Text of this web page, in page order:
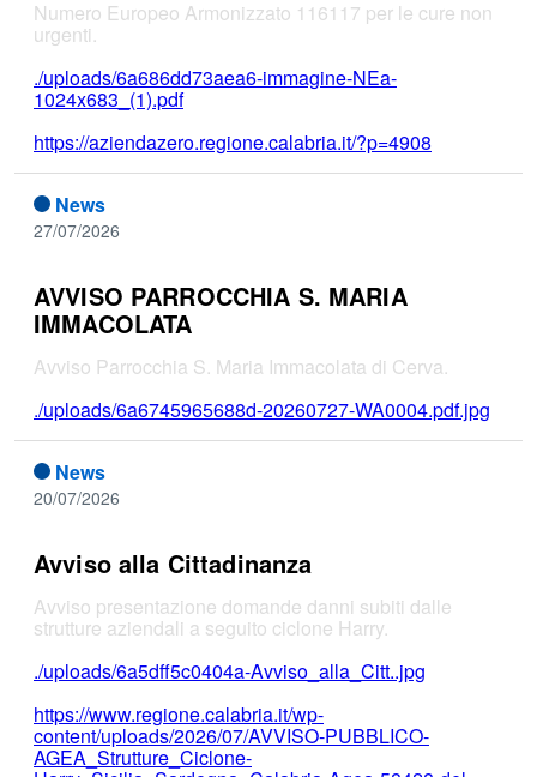
Numero Europeo Armonizzato 116117 per le cure non
urgenti.
./uploads/6a686dd73aea6-immagine-NEa-
1024x683_(1).pdf
https://aziendazero.regione.calabria.it/?p=4908
News
27/07/2026
AVVISO PARROCCHIA S. MARIA
IMMACOLATA
Avviso Parrocchia S. Maria Immacolata di Cerva.
./uploads/6a6745965688d-20260727-WA0004.pdf.jpg
News
20/07/2026
Avviso alla Cittadinanza
Avviso presentazione domande danni subiti dalle
strutture aziendali a seguito ciclone Harry.
./uploads/6a5dff5c0404a-Avviso_alla_Citt..jpg
https://www.regione.calabria.it/wp-
content/uploads/2026/07/AVVISO-PUBBLICO-
AGEA_Strutture_Ciclone-